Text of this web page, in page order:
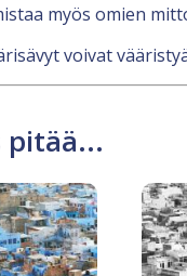
myös omien
voivat
pitää...